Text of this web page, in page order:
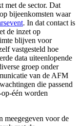
met de sector. Dat
bijeenkomsten waar
. In dat contact is
de inzet op
blijven voor
vastgesteld hoe
data uiteenlopende
groep onder
van de AFM
die passend
één worden
meegegeven voor de